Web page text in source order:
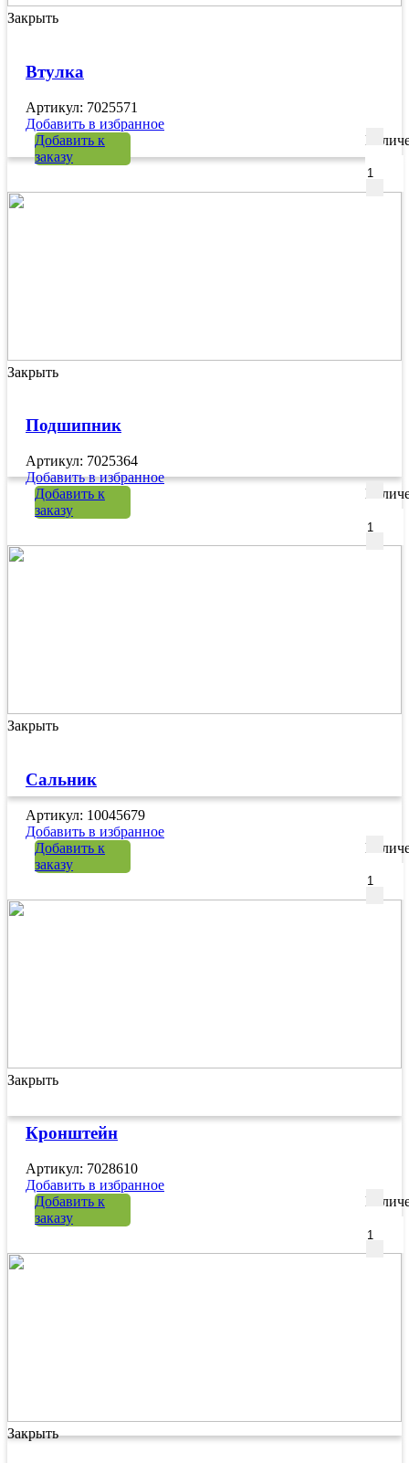
Закрыть
Втулка
Артикул: 7025571
Добавить в избранное
Добавить к
заказу
Закрыть
Подшипник
Артикул: 7025364
Добавить в избранное
Добавить к
заказу
Закрыть
Сальник
Артикул: 10045679
Добавить в избранное
Добавить к
заказу
Закрыть
Кронштейн
Артикул: 7028610
Добавить в избранное
Добавить к
заказу
Закрыть